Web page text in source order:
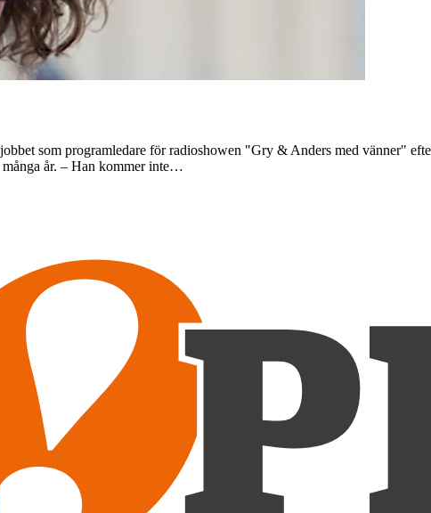
som programledare för radioshowen "Gry & Anders med vänner"
år. – Han kommer inte…